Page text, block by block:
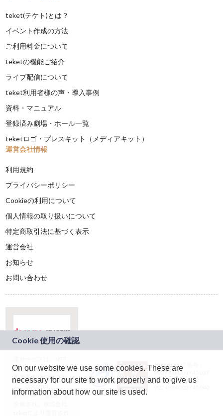
teket(テケト)とは？
イベント作成の方法
ご利用料金について
teketの機能ご紹介
ライブ配信について
teket利用者様の声・導入事例
資料・マニュアル
登録済み劇場・ホール一覧
teketロゴ・プレスキット（メディアキット）
運営会社情報
利用規約
プライバシーポリシー
Cookieの利用について
個人情報の取り扱いについて
特定商取引法に基づく表示
運営会社
お知らせ
お問い合わせ
ドコモグループの新
規事業創出プログラ
ム「docomo
STARTUP」を通じて
JASRAC許諾番号：
9024936001Y45037
JASRAC許諾番号：
On our website we use some cookies. These are
necessary for our site to work properly and to give us
information about how our site is used.